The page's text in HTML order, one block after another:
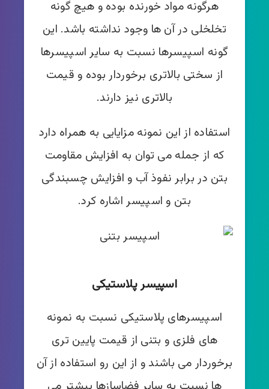
هرگونه مواد خورنده بوده و هیچ گونه
تخلخلی در آن ها وجود نداشته باشد. این
گونه اسپیسرها نسبت به سایر اسپیسرها
از سختی بالاتری برخوردار بوده و قیمت
بالاتری نیز دارند.
استفاده از این نمونه مزایایی به همراه دارد
که از جمله می توان به افزایش مقاومت
بتن در برابر نفوذ آب و افزایش چسبندگی
بتن و اسپیسر اشاره کرد.
اسپیسر پلاستیکی
اسپیسرهای پلاستیکی نسبت به نمونه
های فلزی و بتنی از قیمت پایین تری
برخوردار می باشند و از این رو استفاده از آن